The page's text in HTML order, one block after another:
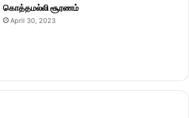
கொத்தமல்லி சூரணம்
April 30, 2023